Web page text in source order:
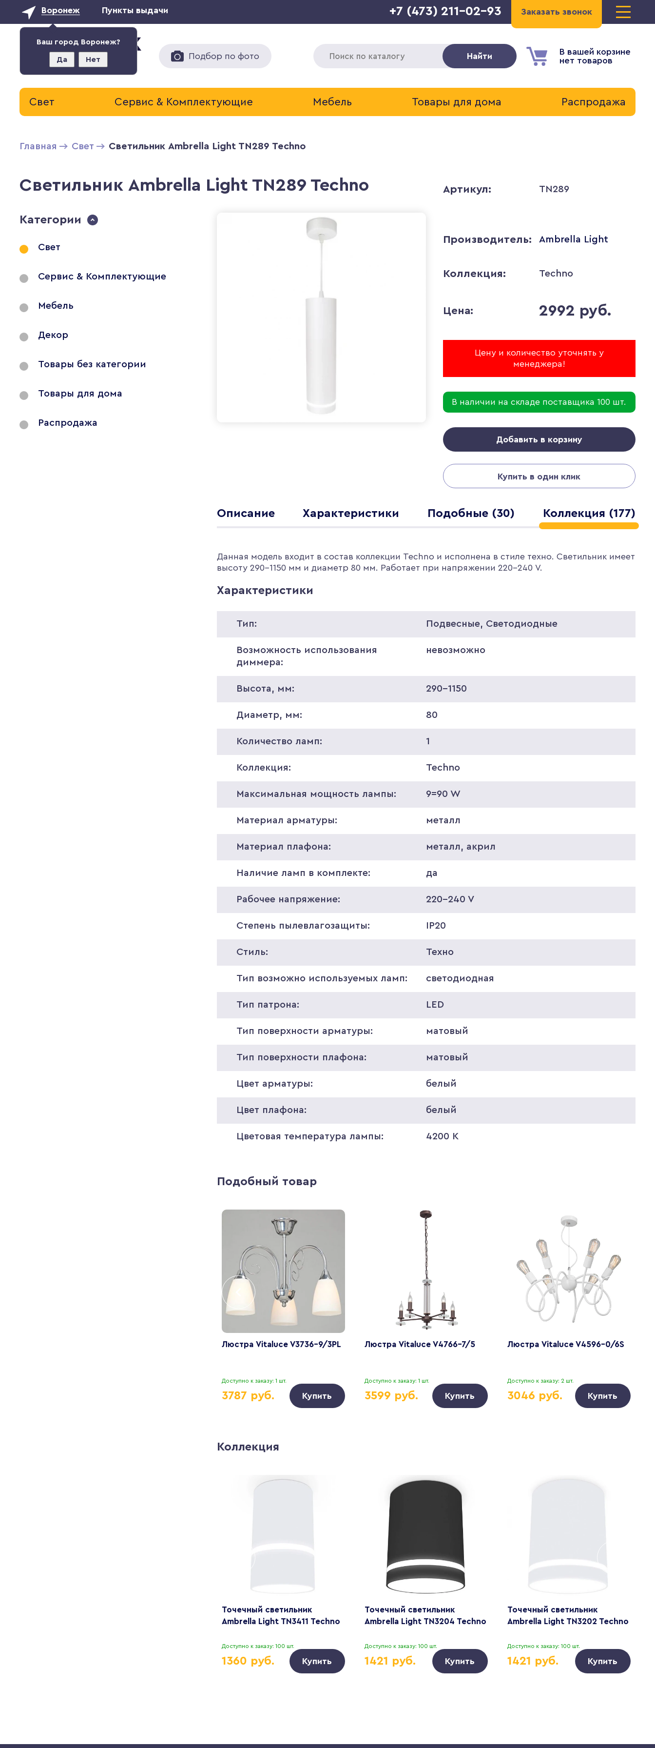
Воронеж
Ваш город Воронеж?
Да Нет
Пункты выдачи Заказать звонок
+7 (473) 211-02-93
Подбор по фото
В вашей корзине
нет товаров
Найти
Свет Сервис & Комплектующие Мебель Товары для дома Распродажа
Главная Свет Светильник Ambrella Light TN289 Techno
Светильник Ambrella Light TN289 Techno
Категории
Свет
Сервис & Комплектующие
Мебель
Декор
Товары без категории
Товары для дома
Распродажа
Артикул: TN289
Производитель: Ambrella Light
Коллекция: Techno
Цена: 2992 руб.
Цену и количество уточнять у
менеджера!
В наличии на складе поставщика 100 шт.
Добавить в корзину
Купить в один клик
Описание Характеристики Подобные (30) Коллекция (177)
Данная модель входит в состав коллекции Techno и исполнена в стиле техно. Светильник имеет
высоту 290-1150 мм и диаметр 80 мм. Работает при напряжении 220-240 V.
Характеристики
Тип: Подвесные, Светодиодные
Возможность использования
диммера:
невозможно
Высота, мм: 290-1150
Диаметр, мм: 80
Количество ламп: 1
Коллекция: Techno
Максимальная мощность лампы: 9=90 W
Материал арматуры: металл
Материал плафона: металл, акрил
Наличие ламп в комплекте: да
Рабочее напряжение: 220-240 V
Степень пылевлагозащиты: IP20
Стиль: Техно
Тип возможно используемых ламп: светодиодная
Тип патрона: LED
Тип поверхности арматуры: матовый
Тип поверхности плафона: матовый
Цвет арматуры: белый
Цвет плафона: белый
Цветовая температура лампы: 4200 K
Подобный товар
Люстра Vitaluce V3736-9/3PL
Доступно к заказу: 1 шт.
3787 руб. Купить
Люстра Vitaluce V4766-7/5
Доступно к заказу: 1 шт.
3599 руб. Купить
Люстра Vitaluce V4596-0/6S
Доступно к заказу: 2 шт.
3046 руб. Купить
Коллекция
Точечный светильник
Ambrella Light TN3411 Techno
Доступно к заказу: 100 шт.
1360 руб. Купить
Точечный светильник
Ambrella Light TN3204 Techno
Доступно к заказу: 100 шт.
1421 руб. Купить
Точечный светильник
Ambrella Light TN3202 Techno
Доступно к заказу: 100 шт.
1421 руб. Купить